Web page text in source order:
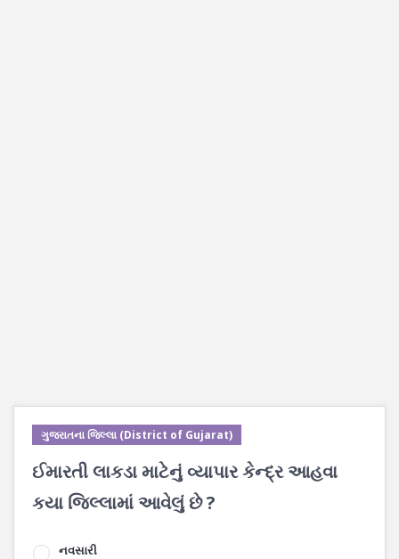
ગુજરાતના જિલ્લા (District of Gujarat)
ઈમારતી લાકડા માટેનું વ્યાપાર કેન્દ્ર આહવા
કયા જિલ્લામાં આવેલું છે ?
નવસારી